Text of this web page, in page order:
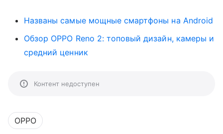
Названы самые мощные смартфоны на Android
Обзор OPPO Reno 2: топовый дизайн, камеры и
средний ценник
Контент недоступен
OPPO